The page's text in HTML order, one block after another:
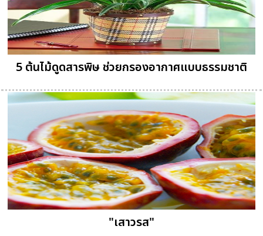
5 ต้นไม้ดูดสารพิษ ช่วยกรองอากาศแบบธรรมชาติ
"เสาวรส"